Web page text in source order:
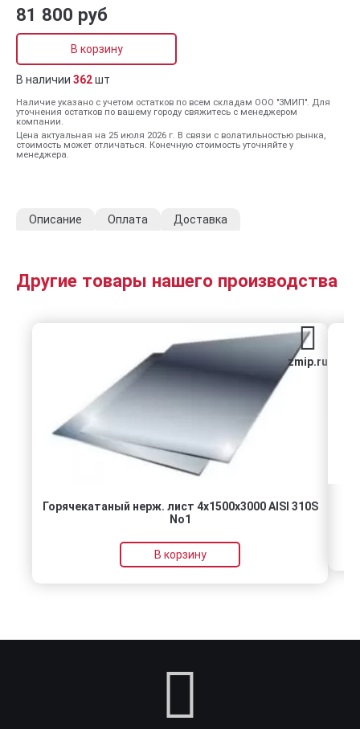
81 800 руб
В корзину
В наличии 362шт
Наличие указано с учетом остатков по всем складам ООО "ЗМИП". Для
уточнения остатков по вашему городу свяжитесь с менеджером
компании.
Цена актуальная на 25 июля 2026 г. В связи с волатильностью рынка,
стоимость может отличаться. Конечную стоимость уточняйте у
менеджера.
Описание Оплата Доставка
Другие товары нашего производства
zmip.ru
Горячекатаный нерж. лист 4х1500х3000 AISI 310S
No1
В корзину